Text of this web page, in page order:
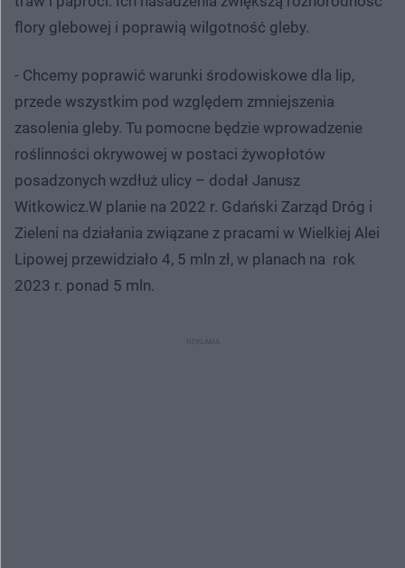
flory glebowej i poprawią wilgotność gleby.
- Chcemy poprawić warunki środowiskowe dla lip,
przede wszystkim pod względem zmniejszenia
zasolenia gleby. Tu pomocne będzie wprowadzenie
roślinności okrywowej w postaci żywopłotów
posadzonych wzdłuż ulicy – dodał Janusz
Witkowicz.W planie na 2022 r. Gdański Zarząd Dróg i
Zieleni na działania związane z pracami w Wielkiej Alei
Lipowej przewidziało 4, 5 mln zł, w planach na rok
2023 r. ponad 5 mln.